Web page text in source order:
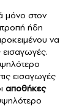
μόνο στον
ήδη
να
εισαγωγές.
εισαγωγές
αποθήκες